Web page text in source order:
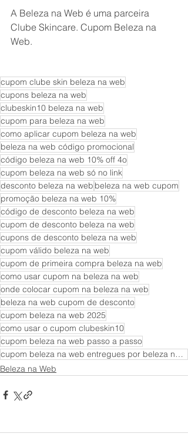
A Beleza na Web é uma parceira
Clube Skincare. Cupom Beleza na
Web.
cupom clube skin beleza na web
cupons beleza na web
clubeskin10 beleza na web
cupom para beleza na web
como aplicar cupom beleza na web
beleza na web código promocional
código beleza na web 10% off 4o
cupom beleza na web só no link
desconto beleza na web beleza na web cupom
promoção beleza na web 10%
código de desconto beleza na web
cupom de desconto beleza na web
cupons de desconto beleza na web
cupom válido beleza na web
cupom de primeira compra beleza na web
como usar cupom na beleza na web
onde colocar cupom na beleza na web
beleza na web cupom de desconto
cupom beleza na web 2025
como usar o cupom clubeskin10
cupom beleza na web passo a passo
cupom beleza na web entregues por beleza na web
Beleza na Web